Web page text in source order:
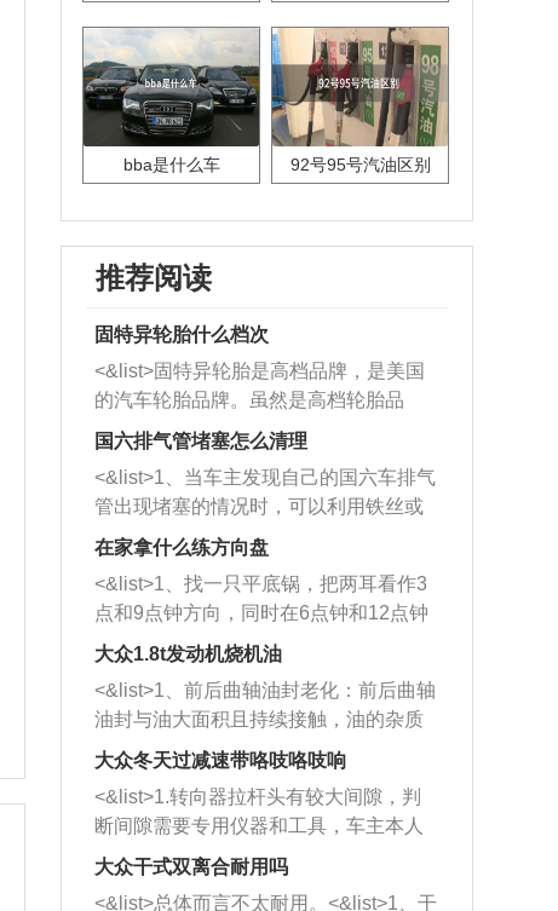
bba是什么车 92号95号汽油区别
推荐阅读
固特异轮胎什么档次
<&list>固特异轮胎是高档品牌，是美国
的汽车轮胎品牌。虽然是高档轮胎品
牌，但是中高低端的轮胎都有生产，这
也是为了更好的开拓市场。
国六排气管堵塞怎么清理
<&list>1、当车主发现自己的国六车排气
管出现堵塞的情况时，可以利用铁丝或
者是细棍，直接将杂物给取出来，如果
堵塞情况比较严重，也可以采取应急措
施。 <&list>2、直接利用木棍将所有的
杂物推到排气管里面的位置处，然后将
三元催化器拆解开，就可以将堵塞的东
西取出来。但如果是因为积碳过多引起
的堵塞，就需要将三元催化器泡在草酸
洗剂对堵塞的情况得到解决，将清洗剂
放在燃油箱中，与燃油混合后，车辆启
动时，就可以和汽油一起进入到燃烧
室，最后形成废气排出，就可以让三元
催化器得到清洗，排气管堵塞的情况就
在家拿什么练方向盘
<&list>1、找一只平底锅，把两耳看作3
点和9点钟方向，同时在6点钟和12点钟
方向做一个标记。 <&list>2、双手握住
一圈半的练习，往右同样也要打相同的
圈数。 <&list>3、最后强调要反复练
习，这样就可以形成肌肉记忆，在真实
驾驶车辆时，不需要记忆也能打好方
向。
大众1.8t发动机烧机油
<&list>1、前后曲轴油封老化：前后曲轴
油封与油大面积且持续接触，油的杂质
和发动机内持续温度变化使其密封效果
逐渐减弱，导致渗油或漏油。<&list>2、
活塞间隙过大：积碳会使活塞环与缸体
的间隙扩大，导致机油流入燃烧室中，
造成烧机油。<&list>3、机油粘度。使用
机油粘度过小的话，同样会有烧机油现
大众冬天过减速带咯吱咯吱响
<&list>1.转向器拉杆头有较大间隙，判
断间隙需要专用仪器和工具，车主本人
无法制作，需要将车辆送到修理厂或4s
店；<&list>2.车辆半轴套管防尘罩破
大众干式双离合耐用吗
<&list>总体而言不太耐用。<&list>1、干